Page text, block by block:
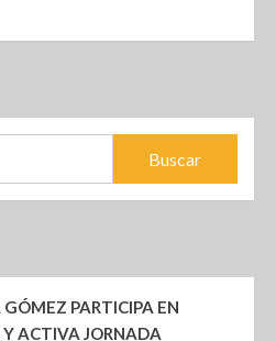
PARTICIPA EN
Y ACTIVA JORNADA